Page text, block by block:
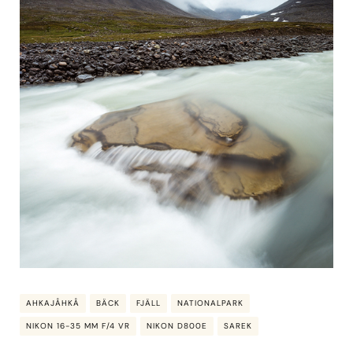
AHKAJÅHKÅ BÄCK FJÄLL NATIONALPARK
NIKON 16-35 MM F/4 VR NIKON D800E SAREK